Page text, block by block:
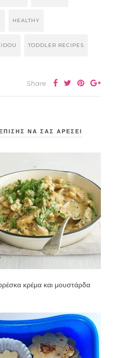
HEALTHY
TODDLER RECIPES
Share
ΝΑ ΣΑΣ ΑΡΕΣΕΙ
κρέμα και μουστάρδα